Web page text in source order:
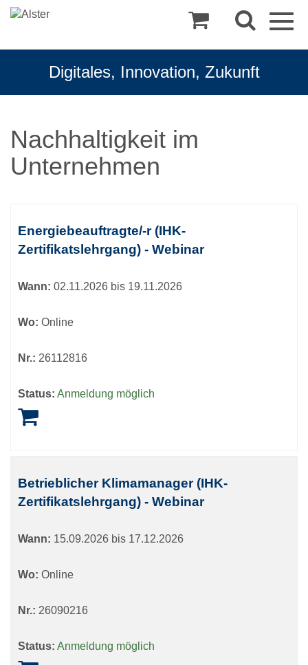
Digitales, Innovation, Zukunft
Nachhaltigkeit im
Unternehmen
Tabellenüberschriften
sortiert
Energiebeauftragte/-r (IHK-
Zertifikatslehrgang) - Webinar
Wann: 02.11.2026 bis 19.11.2026
Wo: Online
Nr.: 26112816
Status: Anmeldung möglich
Betrieblicher Klimamanager (IHK-
Zertifikatslehrgang) - Webinar
Wann: 15.09.2026 bis 17.12.2026
Wo: Online
Nr.: 26090216
Status: Anmeldung möglich